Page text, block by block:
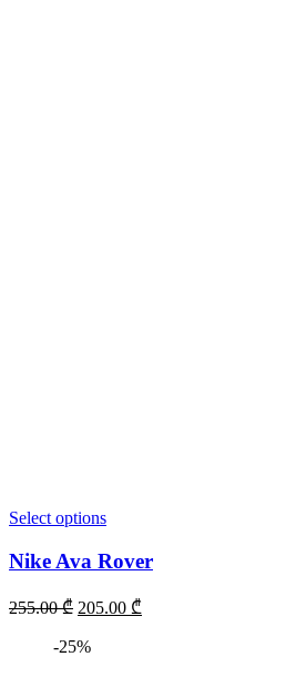
Select options
Nike Ava Rover
255.00₾ 205.00 ₾
-25%